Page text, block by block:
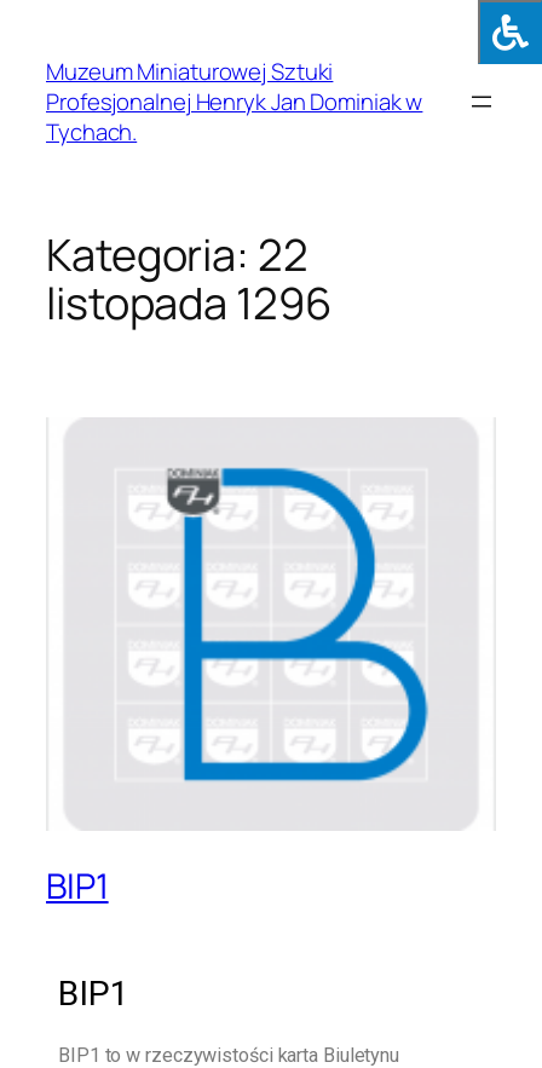
Muzeum Miniaturowej Sztuki
Profesjonalnej Henryk Jan Dominiak w
Tychach.
Kategoria: 22
listopada 1296
BIP1
BIP1
BIP1 to w rzeczywistości karta Biuletynu